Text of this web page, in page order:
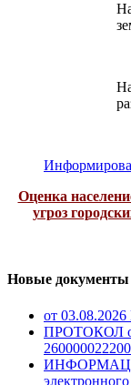
Оценка
угроз
Новые документы
от
ПРОТОКОЛ о